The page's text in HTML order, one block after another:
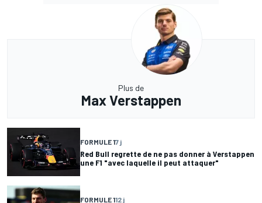
Plus de
Max Verstappen
FORMULE 17 j
Red Bull regrette de ne pas donner à Verstappen
une F1 "avec laquelle il peut attaquer"
FORMULE 112 j